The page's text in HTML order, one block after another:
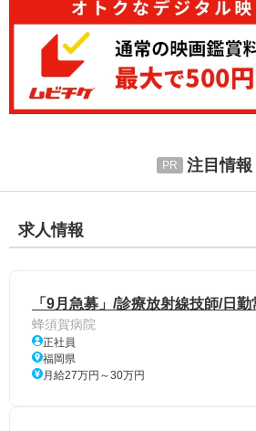
注目情報
求人情報
「9月急募」/診療放射線技師/日
蜂須賀病院
正社員
福岡県
月給27万円～30万円